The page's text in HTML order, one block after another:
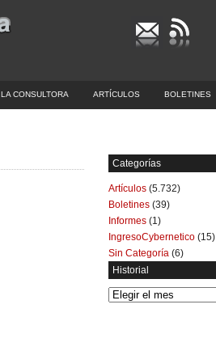
LA CONSULTORA ARTÍCULOS BOLETINES
Categorías
Artículos (5.732)
Boletines (39)
Informes (1)
IngresoCybernetico (15)
Sin Categoría (6)
Historial
Historial